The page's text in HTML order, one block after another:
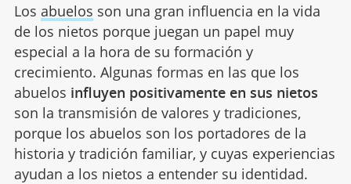
Los abuelos son una gran influencia en la vida
de los nietos porque juegan un papel muy
especial a la hora de su formación y
crecimiento. Algunas formas en las que los
abuelos influyen positivamente en sus nietos
son la transmisión de valores y tradiciones,
porque los abuelos son los portadores de la
historia y tradición familiar, y cuyas experiencias
ayudan a los nietos a entender su identidad.